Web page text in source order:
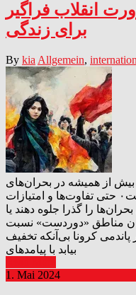
۲۰۲۴ و ضرورت انقلاب فراگیر
برای زندگی
By kia Allgemein,
از همیشه در بحران‌های
چندگانه و درهم‌تنیده فرو رفته است۰ حتی تفاوت‌ها و امتیازات
را گذرا جلوه دهند یا
مناطق «دوردست» نسبت
پاندمی کرونا بی‌آنکه تخفیف
بیابد با پیامدهای
1. Mai 2024